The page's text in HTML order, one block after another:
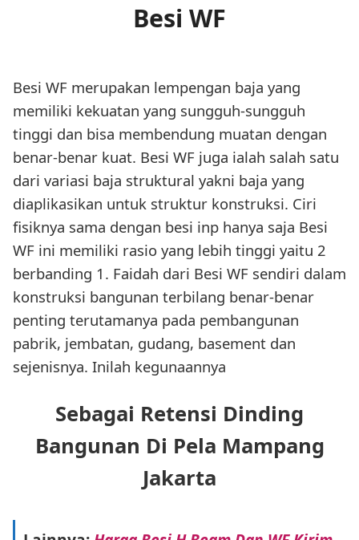
Besi WF
Besi WF merupakan lempengan baja yang
memiliki kekuatan yang sungguh-sungguh
tinggi dan bisa membendung muatan dengan
benar-benar kuat. Besi WF juga ialah salah satu
dari variasi baja struktural yakni baja yang
diaplikasikan untuk struktur konstruksi. Ciri
fisiknya sama dengan besi inp hanya saja Besi
WF ini memiliki rasio yang lebih tinggi yaitu 2
berbanding 1. Faidah dari Besi WF sendiri dalam
konstruksi bangunan terbilang benar-benar
penting terutamanya pada pembangunan
pabrik, jembatan, gudang, basement dan
sejenisnya. Inilah kegunaannya
Sebagai Retensi Dinding
Bangunan Di Pela Mampang
Jakarta